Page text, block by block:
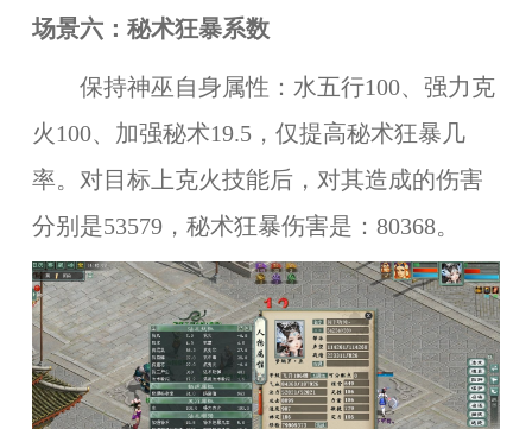
场景六：秘术狂暴系数
保持神巫自身属性：水五行100、强力克
火100、加强秘术19.5，仅提高秘术狂暴几
率。对目标上克火技能后，对其造成的伤害
分别是53579，秘术狂暴伤害是：80368。